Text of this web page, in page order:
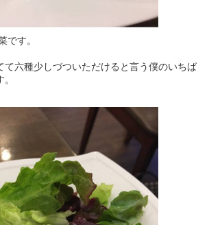
です。
て六種少しづついただけると言う僕のいちば